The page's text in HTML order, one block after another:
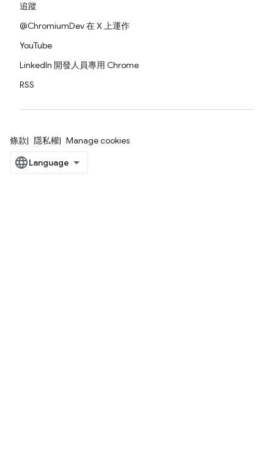
追蹤
@ChromiumDev 在 X 上運作
YouTube
LinkedIn 開發人員專用 Chrome
RSS
條款 隱私權 Manage cookies